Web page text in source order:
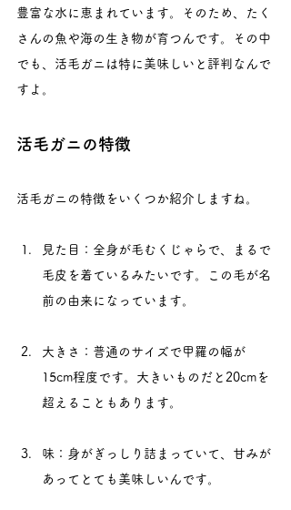
豊富な水に恵まれています。そのため、たく
さんの魚や海の生き物が育つんです。その中
でも、活毛ガニは特に美味しいと評判なんで
すよ。
活毛ガニの特徴
活毛ガニの特徴をいくつか紹介しますね。
見た目：全身が毛むくじゃらで、まるで
毛皮を着ているみたいです。この毛が名
前の由来になっています。
大きさ：普通のサイズで甲羅の幅が
15cm程度です。大きいものだと20cmを
超えることもあります。
味：身がぎっしり詰まっていて、甘みが
あってとても美味しいんです。